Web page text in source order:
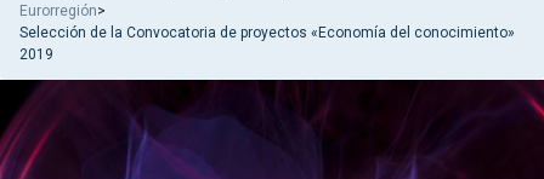
Eurorregión>
Selección de la Convocatoria de proyectos «Economía del conocimiento»
2019